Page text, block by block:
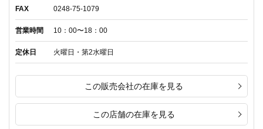
FAX 0248-75-1079
営業時間 10：00〜18：00
定休日 火曜日・第2水曜日
この販売会社の在庫を見る
この店舗の在庫を見る